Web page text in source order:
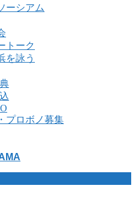
ーシアム
トーク
を詠う
プロボノ募集